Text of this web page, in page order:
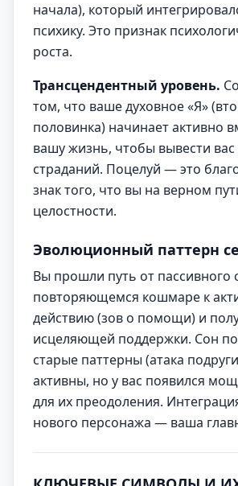
начала), который
психику. Это признак
роста.
Трансцендентный уровень.
том, что ваше духовное «Я»
половинка) начинает активно
вашу жизнь, чтобы вывести вас
страданий. Поцелуй — это
знак того, что вы на верном
целостности.
Эволюционный паттерн
Вы прошли путь от пассивного
повторяющемся кошмаре к
действию (зов о помощи) и
исцеляющей поддержки. Сон
старые паттерны (атака
активны, но у вас появился
для их преодоления.
нового персонажа — ваша